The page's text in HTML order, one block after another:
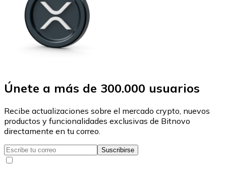
Únete a más de 300.000 usuarios
Recibe actualizaciones sobre el mercado crypto, nuevos
productos y funcionalidades exclusivas de Bitnovo
directamente en tu correo.
Suscribirse